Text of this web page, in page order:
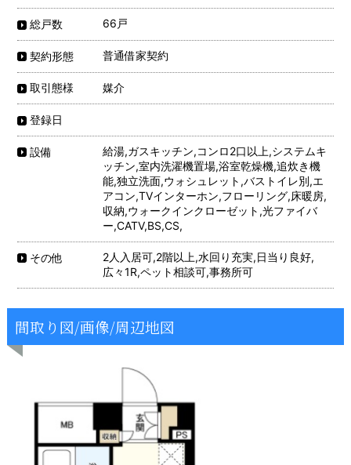
総戸数 66戸
契約形態 普通借家契約
取引態様 媒介
登録日
設備
給湯,ガスキッチン,コンロ2口以上,システムキ
ッチン,室内洗濯機置場,浴室乾燥機,追炊き機
能,独立洗面,ウォシュレット,バストイレ別,エ
アコン,TVインターホン,フローリング,床暖房,
収納,ウォークインクローゼット,光ファイバ
ー,CATV,BS,CS,
その他
2人入居可,2階以上,水回り充実,日当り良好,
広々1R,ペット相談可,事務所可
間取り図/画像/周辺地図